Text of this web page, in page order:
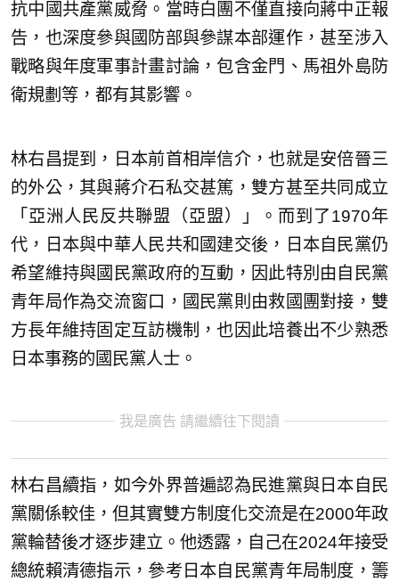
抗中國共產黨威脅。當時白團不僅直接向蔣中正報
告，也深度參與國防部與參謀本部運作，甚至涉入
戰略與年度軍事計畫討論，包含金門、馬祖外島防
衛規劃等，都有其影響。
林右昌提到，日本前首相岸信介，也就是安倍晉三
的外公，其與蔣介石私交甚篤，雙方甚至共同成立
「亞洲人民反共聯盟（亞盟）」。而到了1970年
代，日本與中華人民共和國建交後，日本自民黨仍
希望維持與國民黨政府的互動，因此特別由自民黨
青年局作為交流窗口，國民黨則由救國團對接，雙
方長年維持固定互訪機制，也因此培養出不少熟悉
日本事務的國民黨人士。
我是廣告 請繼續往下閱讀
林右昌續指，如今外界普遍認為民進黨與日本自民
黨關係較佳，但其實雙方制度化交流是在2000年政
黨輪替後才逐步建立。他透露，自己在2024年接受
總統賴清德指示，參考日本自民黨青年局制度，籌